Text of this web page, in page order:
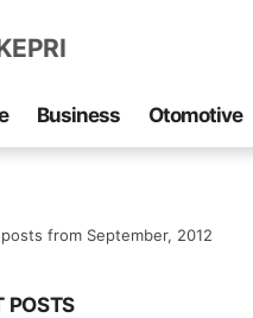
Business Otomotive
from September, 2012
POSTS